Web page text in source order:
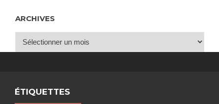
ARCHIVES
ÉTIQUETTES